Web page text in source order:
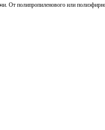
От полипропиленового или